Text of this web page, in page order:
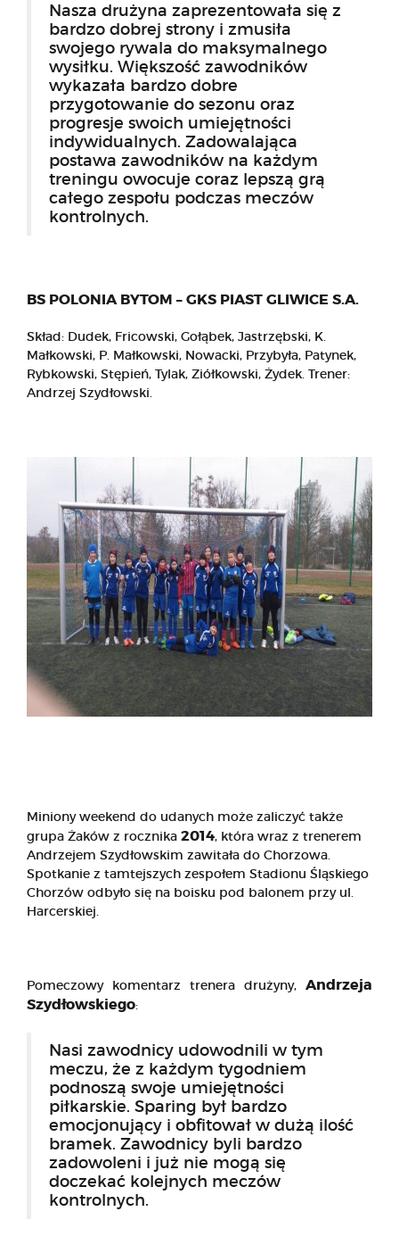
Nasza drużyna zaprezentowała się z
bardzo dobrej strony i zmusiła
swojego rywala do maksymalnego
wysiłku. Większość zawodników
wykazała bardzo dobre
przygotowanie do sezonu oraz
progresje swoich umiejętności
indywidualnych. Zadowalająca
postawa zawodników na każdym
treningu owocuje coraz lepszą grą
całego zespołu podczas meczów
kontrolnych.
BS POLONIA BYTOM – GKS PIAST GLIWICE S.A.
Skład: Dudek, Fricowski, Gołąbek, Jastrzębski, K.
Małkowski, P. Małkowski, Nowacki, Przybyła, Patynek,
Rybkowski, Stępień, Tylak, Ziółkowski, Żydek. Trener:
Andrzej Szydłowski.
Miniony weekend do udanych może zaliczyć także
grupa Żaków z rocznika 2014, która wraz z trenerem
Andrzejem Szydłowskim zawitała do Chorzowa.
Spotkanie z tamtejszych zespołem Stadionu Śląskiego
Chorzów odbyło się na boisku pod balonem przy ul.
Harcerskiej.
Pomeczowy komentarz trenera drużyny, Andrzeja
Szydłowskiego:
Nasi zawodnicy udowodnili w tym
meczu, że z każdym tygodniem
podnoszą swoje umiejętności
piłkarskie. Sparing był bardzo
emocjonujący i obfitował w dużą ilość
bramek. Zawodnicy byli bardzo
zadowoleni i już nie mogą się
doczekać kolejnych meczów
kontrolnych.